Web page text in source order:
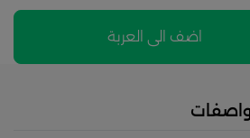
اضف الى العربة